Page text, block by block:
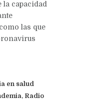
capacidad
las que
en salud
, Radio